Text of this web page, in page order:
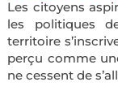
Les citoyens
les politiques
territoire
perçu comme
ne cessent de